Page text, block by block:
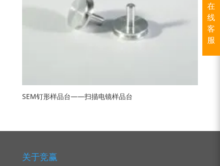
SEM钉形样品台——扫描电镜样品台
在
线
客
服
关于竞赢